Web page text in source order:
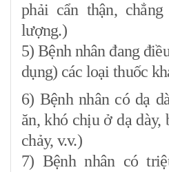
phải cẩn thận,
lượng.)
5) Bệnh nhân đang
dụng) các loại thuốc
6) Bệnh nhân có dạ
ăn, khó chịu ở dạ dày,
chảy, v.v.)
7) Bệnh nhân có